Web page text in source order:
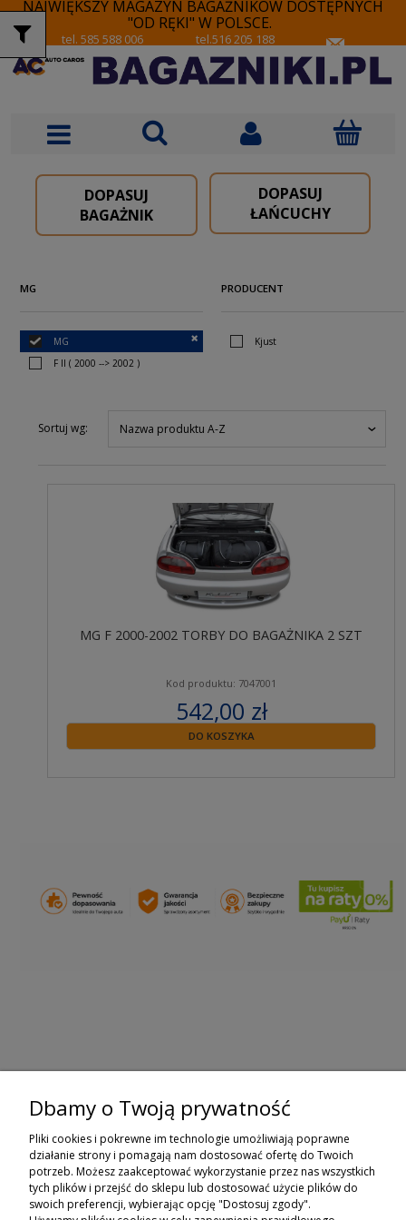
NAJWIĘKSZY MAGAZYN BAGAŻNIKÓW DOSTĘPNYCH
"OD RĘKI" W POLSCE.
tel. 585 588 006 tel.516 205 188
DOPASUJ
BAGAŻNIK
DOPASUJ
ŁAŃCUCHY
MG
MG
F II ( 2000 --> 2002 )
PRODUCENT
Kjust
Sortuj wg: Nazwa produktu A-Z
MG F 2000-2002 TORBY DO BAGAŻNIKA 2 SZT
Kod produktu: 7047001
542,00 zł
zawiera 23% VAT
DO KOSZYKA
ZAPISZ SIĘ DO NEWSLETTERA
ZAPISZ SIĘ
ZAKUPY
Dbamy o Twoją prywatność
Pliki cookies i pokrewne im technologie umożliwiają poprawne
działanie strony i pomagają nam dostosować ofertę do Twoich
potrzeb. Możesz zaakceptować wykorzystanie przez nas wszystkich
tych plików i przejść do sklepu lub dostosować użycie plików do
swoich preferencji, wybierając opcję "Dostosuj zgody".